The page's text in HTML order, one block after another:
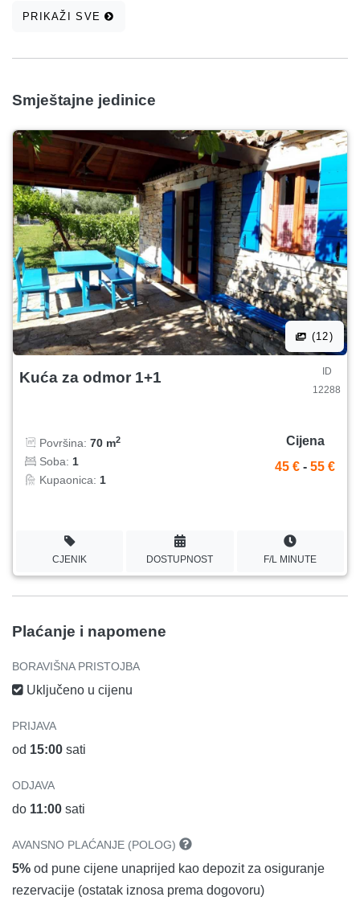
PRIKAŽI SVE
Smještajne jedinice
(12)
Kuća za odmor 1+1
ID
12288
Površina: 70 m2
Soba: 1
Kupaonica: 1
Cijena
45 € - 55 €
CJENIK DOSTUPNOST F/L MINUTE
Plaćanje i napomene
BORAVIŠNA PRISTOJBA
Uključeno u cijenu
PRIJAVA
od 15:00 sati
ODJAVA
do 11:00 sati
AVANSNO PLAĆANJE (POLOG)
5% od pune cijene unaprijed kao depozit za osiguranje
rezervacije (ostatak iznosa prema dogovoru)